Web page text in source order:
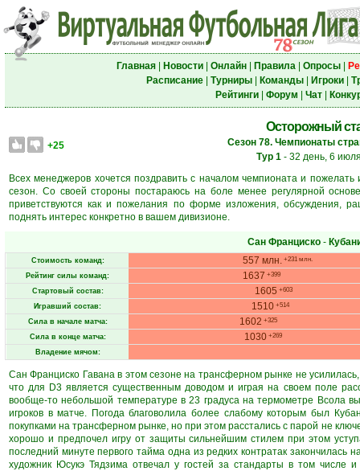
Главная| Новости| Онлайн| Правила| Опросы|
Расписание| Турниры| Команды| Игроки|
Рейтинги| Форум Чат|
Осторожный
+25
Сезон 78. Чемпионаты
Тур 1 - 32 день, 6
Всех менеджеров хочется поздравить с началом чемпионата и
сезон. Со своей стороны постараюсь на боле менее регулярной
приветствуются как и пожелания по форме изложения, обсуждения,
поднять интерес конкретно в вашем дивизионе.
Сан Франциско -
Стоимость команд: 557 млн. +231 млн.
Рейтинг силы команд: 1637 +399
Стартовый состав: 1605 +603
Игравший состав: 1510+514
Сила в начале матча: 1602 +325
Сила в конце матча: 1030+269
Владение мячом:
Сан Франциско Гавана в этом сезоне на трансферном рынке не
что для D3 является существенным доводом и играя на своем поле
вообще-то небольшой температуре в 23 градуса на термометре Всола
игроков в матче. Погода благоволила более слабому которым был
покупками на трансферном рынке, но при этом расстались с парой не
хорошо и предпочел игру от защиты сильнейшим стилем при этом
последний минуте первого тайма одна из редких контратак
художник Юсукэ Тядзима отвечал у гостей за стандарты в том числе